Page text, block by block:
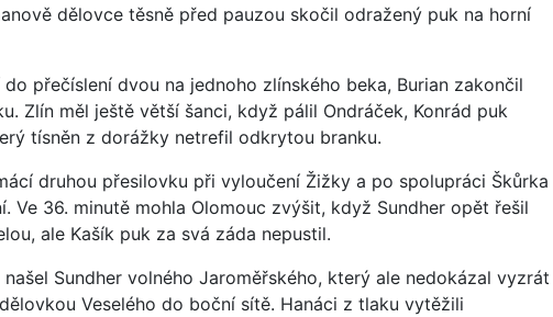
dělovce těsně před pauzou skočil odražený puk na horní
přečíslení dvou na jednoho zlínského beka, Burian zakončil
Zlín měl ještě větší šanci, když pálil Ondráček, Konrád puk
tísněn z dorážky netrefil odkrytou branku.
druhou přesilovku při vyloučení Žižky a po spolupráci Škůrka
Ve 36. minutě mohla Olomouc zvýšit, když Sundher opět řešil
ale Kašík puk za svá záda nepustil.
Sundher volného Jaroměřského, který ale nedokázal vyzrát
Veselého do boční sítě. Hanáci z tlaku vytěžili